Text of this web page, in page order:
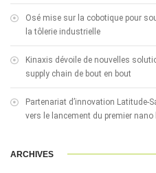
Osé mise sur la cobotique pour
la tôlerie industrielle
Kinaxis dévoile de nouvelles
supply chain de bout en bout
Partenariat d’innovation Latitude-
vers le lancement du premier
ARCHIVES